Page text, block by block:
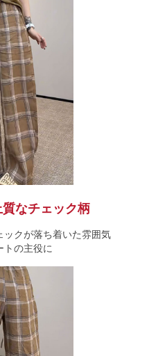
なチェック柄
ックが落ち着いた雰囲気
トの主役に